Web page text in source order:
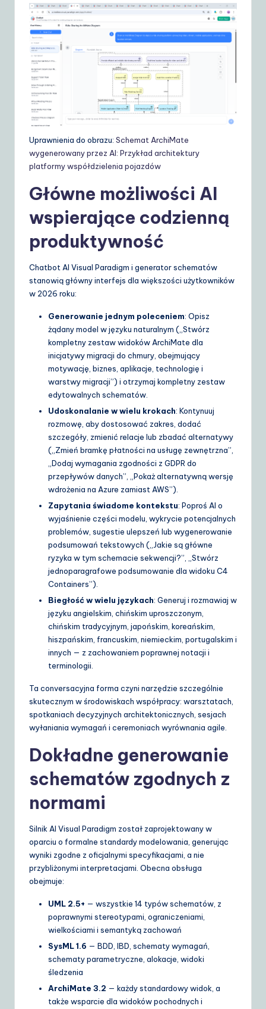
o
A
ft
w
lu
ti
Uprawnienia do obrazu: Schemat ArchiMate
wygenerowany przez AI: Przykład architektury
platformy współdzielenia pojazdów
Główne możliwości AI
wspierające codzienną
produktywność
Chatbot AI Visual Paradigm i generator schematów
stanowią główny interfejs dla większości użytkowników
w 2026 roku:
Generowanie jednym poleceniem: Opisz
żądany model w języku naturalnym („Stwórz
kompletny zestaw widoków ArchiMate dla
inicjatywy migracji do chmury, obejmujący
motywację, biznes, aplikacje, technologię i
warstwy migracji”) i otrzymaj kompletny zestaw
edytowalnych schematów.
Udoskonalanie w wielu krokach: Kontynuuj
rozmowę, aby dostosować zakres, dodać
szczegóły, zmienić relacje lub zbadać alternatywy
(„Zmień bramkę płatności na usługę zewnętrzna”,
„Dodaj wymagania zgodności z GDPR do
przepływów danych”, „Pokaż alternatywną wersję
wdrożenia na Azure zamiast AWS”).
Zapytania świadome kontekstu: Poproś AI o
wyjaśnienie części modelu, wykrycie potencjalnych
problemów, sugestie ulepszeń lub wygenerowanie
podsumowań tekstowych („Jakie są główne
ryzyka w tym schemacie sekwencji?”, „Stwórz
jednoparagrafowe podsumowanie dla widoku C4
Containers”).
Biegłość w wielu językach: Generuj i rozmawiaj w
języku angielskim, chińskim uproszczonym,
chińskim tradycyjnym, japońskim, koreańskim,
hiszpańskim, francuskim, niemieckim, portugalskim i
innych — z zachowaniem poprawnej notacji i
terminologii.
Ta conversacyjna forma czyni narzędzie szczególnie
skutecznym w środowiskach współpracy: warsztatach,
spotkaniach decyzyjnych architektonicznych, sesjach
wyłaniania wymagań i ceremoniach wyrównania agile.
Dokładne generowanie
schematów zgodnych z
normami
Silnik AI Visual Paradigm został zaprojektowany w
oparciu o formalne standardy modelowania, generując
wyniki zgodne z oficjalnymi specyfikacjami, a nie
przybliżonymi interpretacjami. Obecna obsługa
obejmuje:
UML 2.5+ — wszystkie 14 typów schematów, z
poprawnymi stereotypami, ograniczeniami,
wielkościami i semantyką zachowań
SysML 1.6 — BDD, IBD, schematy wymagań,
schematy parametryczne, alokacje, widoki
śledzenia
ArchiMate 3.2 — każdy standardowy widok, a
także wsparcie dla widoków pochodnych i